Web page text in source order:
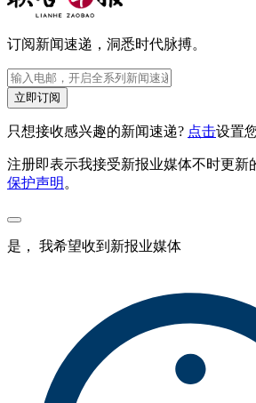
订阅新闻速递，洞悉时代脉搏。
立即订阅
只想接收感兴趣的新闻速递? 点击设置
注册即表示我接受新报业媒体不时更新
保护声明 。
是， 我希望收到新报业媒体